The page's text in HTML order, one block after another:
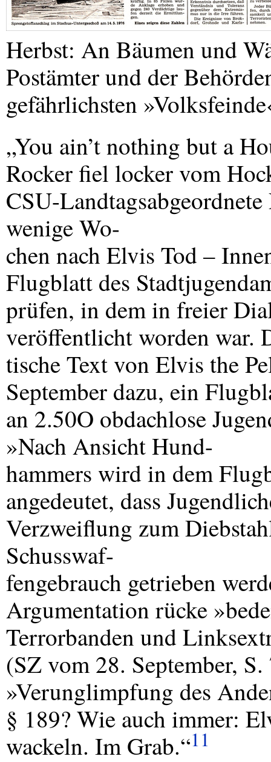
Herbst: An Bäumen und
Postämter und der
gefährlichsten
„You ain’t nothing but a
Rocker fiel locker vom
CSU-
wenige Wo-
chen nach Elvis Tod –
Flugblatt des
prüfen, in dem in freier
veröffentlicht worden war.
tische Text von Elvis the
September dazu, ein
an 2.50O obdachlose
»Nach Ansicht Hund-
hammers wird in dem
angedeutet, dass
Verzweiflung zum
Schusswaf-
fengebrauch getrieben
Argumentation rücke
Terrorbanden und
(SZ vom 28. September,
»Verunglimpfung des
§ 189? Wie auch immer:
wackeln. Im Grab.“11